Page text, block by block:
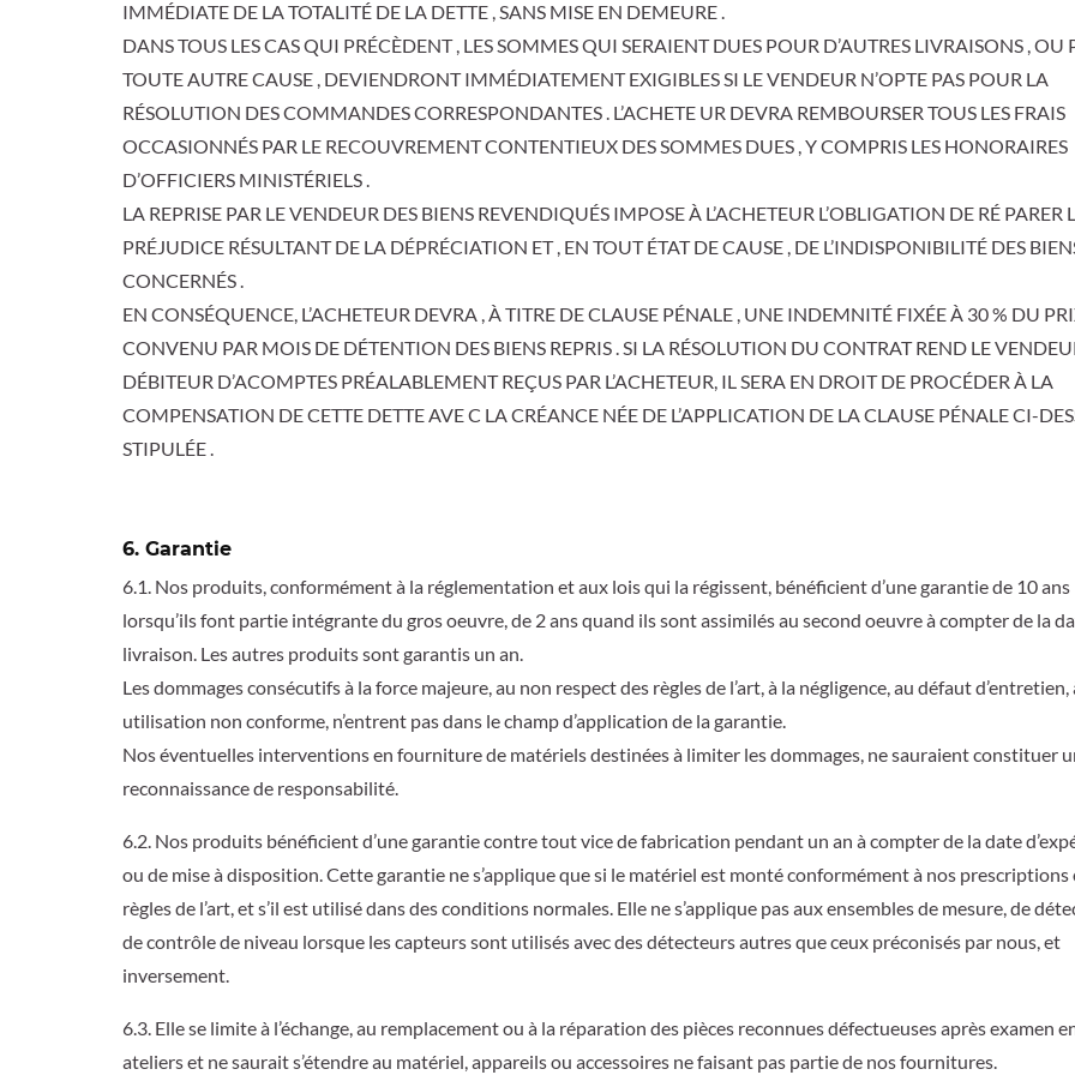
IMMÉDIATE DE LA TOTALITÉ DE LA DETTE , SANS MISE EN DEMEURE .
DANS TOUS LES CAS QUI PRÉCÈDENT , LES SOMMES QUI SERAIENT DUES POUR D’AUTRES LIVRAISONS , OU
TOUTE AUTRE CAUSE , DEVIENDRONT IMMÉDIATEMENT EXIGIBLES SI LE VENDEUR N’OPTE PAS POUR LA
RÉSOLUTION DES COMMANDES CORRESPONDANTES . L’ACHETE UR DEVRA REMBOURSER TOUS LES FRAIS
OCCASIONNÉS PAR LE RECOUVREMENT CONTENTIEUX DES SOMMES DUES , Y COMPRIS LES HONORAIRES
D’OFFICIERS MINISTÉRIELS .
LA REPRISE PAR LE VENDEUR DES BIENS REVENDIQUÉS IMPOSE À L’ACHETEUR L’OBLIGATION DE RÉ PARER
PRÉJUDICE RÉSULTANT DE LA DÉPRÉCIATION ET , EN TOUT ÉTAT DE CAUSE , DE L’INDISPONIBILITÉ DES
CONCERNÉS .
EN CONSÉQUENCE, L’ACHETEUR DEVRA , À TITRE DE CLAUSE PÉNALE , UNE INDEMNITÉ FIXÉE À 30 % DU
CONVENU PAR MOIS DE DÉTENTION DES BIENS REPRIS . SI LA RÉSOLUTION DU CONTRAT REND LE
DÉBITEUR D’ACOMPTES PRÉALABLEMENT REÇUS PAR L’ACHETEUR, IL SERA EN DROIT DE PROCÉDER À LA
COMPENSATION DE CETTE DETTE AVE C LA CRÉANCE NÉE DE L’APPLICATION DE LA CLAUSE PÉNALE CI-
STIPULÉE .
6. Garantie
6.1. Nos produits, conformément à la réglementation et aux lois qui la régissent, bénéficient d’une garantie de 10 ans
lorsqu’ils font partie intégrante du gros oeuvre, de 2 ans quand ils sont assimilés au second oeuvre à compter de la
livraison. Les autres produits sont garantis un an.
Les dommages consécutifs à la force majeure, au non respect des règles de l’art, à la négligence, au défaut d’entretien,
utilisation non conforme, n’entrent pas dans le champ d’application de la garantie.
Nos éventuelles interventions en fourniture de matériels destinées à limiter les dommages, ne sauraient constituer
reconnaissance de responsabilité.
6.2. Nos produits bénéficient d’une garantie contre tout vice de fabrication pendant un an à compter de la date
ou de mise à disposition. Cette garantie ne s’applique que si le matériel est monté conformément à nos prescriptions
règles de l’art, et s’il est utilisé dans des conditions normales. Elle ne s’applique pas aux ensembles de mesure, de
de contrôle de niveau lorsque les capteurs sont utilisés avec des détecteurs autres que ceux préconisés par nous, et
inversement.
6.3. Elle se limite à l’échange, au remplacement ou à la réparation des pièces reconnues défectueuses après examen
ateliers et ne saurait s’étendre au matériel, appareils ou accessoires ne faisant pas partie de nos fournitures.